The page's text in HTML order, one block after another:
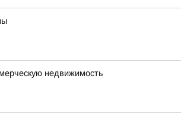
недвижимость